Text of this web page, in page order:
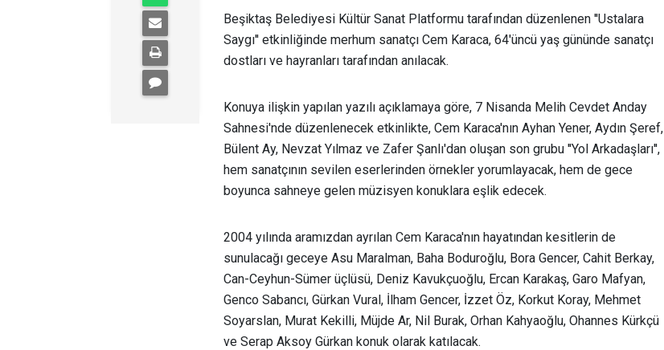
Beşiktaş Belediyesi Kültür Sanat Platformu tarafından düzenlenen ''Ustalara
Saygı'' etkinliğinde merhum sanatçı Cem Karaca, 64'üncü yaş gününde sanatçı
dostları ve hayranları tarafından anılacak.
Konuya ilişkin yapılan yazılı açıklamaya göre, 7 Nisanda Melih Cevdet Anday
Sahnesi'nde düzenlenecek etkinlikte, Cem Karaca'nın Ayhan Yener, Aydın Şeref,
Bülent Ay, Nevzat Yılmaz ve Zafer Şanlı'dan oluşan son grubu ''Yol Arkadaşları'',
hem sanatçının sevilen eserlerinden örnekler yorumlayacak, hem de gece
boyunca sahneye gelen müzisyen konuklara eşlik edecek.
2004 yılında aramızdan ayrılan Cem Karaca'nın hayatından kesitlerin de
sunulacağı geceye Asu Maralman, Baha Boduroğlu, Bora Gencer, Cahit Berkay,
Can-Ceyhun-Sümer üçlüsü, Deniz Kavukçuoğlu, Ercan Karakaş, Garo Mafyan,
Genco Sabancı, Gürkan Vural, İlham Gencer, İzzet Öz, Korkut Koray, Mehmet
Soyarslan, Murat Kekilli, Müjde Ar, Nil Burak, Orhan Kahyaoğlu, Ohannes Kürkçü
ve Serap Aksoy Gürkan konuk olarak katılacak.